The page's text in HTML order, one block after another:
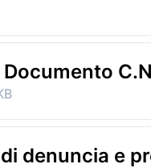
denuncia e